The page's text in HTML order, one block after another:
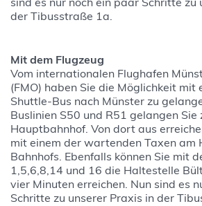
der Tibusstraße 1a.
Mit dem Flugzeug
Vom internationalen Flughafen
(FMO) haben Sie die Möglichkeit mit
Shuttle-Bus nach Münster zu
Buslinien S50 und R51 gelangen Sie
Hauptbahnhof. Von dort aus
mit einem der wartenden Taxen am
Bahnhofs. Ebenfalls können Sie mit
1,5,6,8,14 und 16 die Haltestelle
vier Minuten erreichen. Nun sind es
Schritte zu unserer Praxis in der